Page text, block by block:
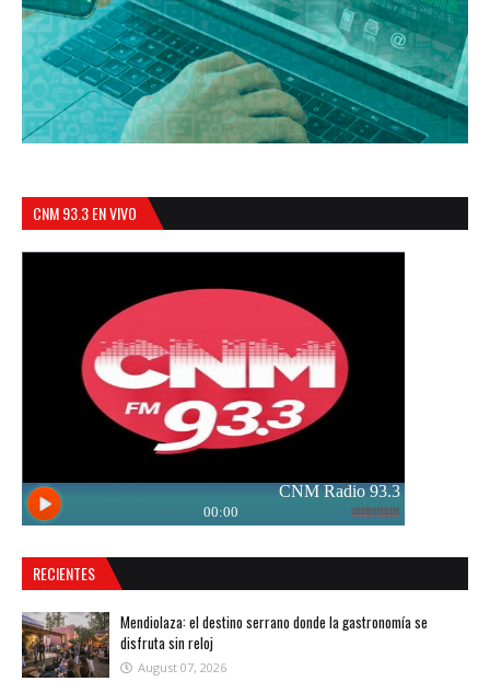
CNM 93.3 EN VIVO
RECIENTES
Mendiolaza: el destino serrano donde la gastronomía se
disfruta sin reloj
August 07, 2026